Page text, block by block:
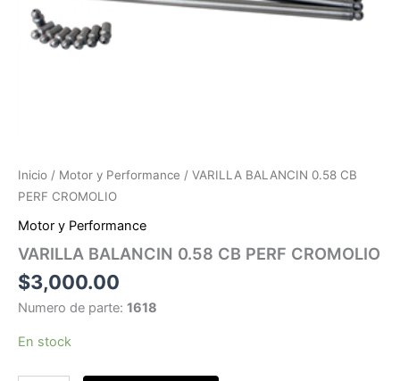
Inicio / Motor y Performance / VARILLA BALANCIN 0.58 CB
PERF CROMOLIO
Motor y Performance
VARILLA BALANCIN 0.58 CB PERF CROMOLIO
$3,000.00
Numero de parte: 1618
En stock